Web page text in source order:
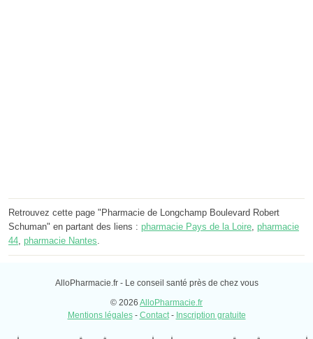
Retrouvez cette page "Pharmacie de Longchamp Boulevard Robert
Schuman" en partant des liens : pharmacie Pays de la Loire pharmacie
44 pharmacie Nantes
AlloPharmacie.fr - Le conseil santé près de chez vous
© 2026 AlloPharmacie.fr
Mentions légales- Contact- Inscription gratuite